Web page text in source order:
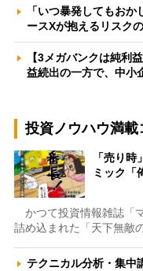
「いつ暴発してもお
ースXが抱えるリスク
【3メガバンクは純利
益続出の一方で、中小
投資ノウハウ満載
「売り
ミック「
かつて投資情報雑誌「
詰め込まれた「天下無敵
テクニカル分析・集中